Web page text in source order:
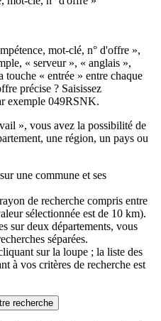
mot-clé, n° d'offre »,
« serveur », « anglais »,
touche « entrée » entre chaque
précise ? Saisissez
exemple 049RSNK.
», vous avez la possibilité de
une région, un pays ou
une commune et ses
de recherche compris entre
sélectionnée est de 10 km).
sur deux départements, vous
séparées.
sur la loupe ; la liste des
à vos critères de recherche est
recherche